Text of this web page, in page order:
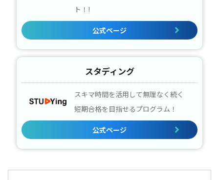
ト！!
公式ページ
スタディング
スキマ時間を活用して無理なく続く
短期合格を目指せるプログラム！
公式ページ